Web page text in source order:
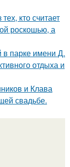
кто считает
роскошью, а
в парке имени Д.
отдыха и
и Клава
свадьбе.